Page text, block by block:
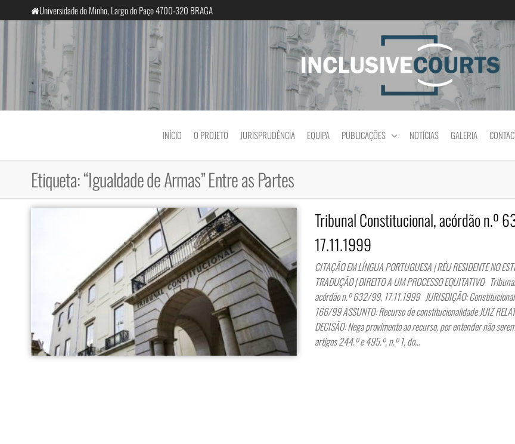
para
Universidade do Minho, Largo do Paço 4700-320 BRAGA
InclusiveCourts Igualdade e diferença cultural na
INÍCIO O PROJETO JURISPRUDÊNCIA EQUIPA PUBLICAÇÕES NOTÍCIAS GALERIA
Etiqueta:“Igualdade de Armas” Entre as Partes
Tribunal Constitucional, acórdão n.º
17.11.1999
CITAÇÃO EM LÍNGUA PORTUGUESA | RÉU RESIDENTE NO
TRADUÇÃO | DIREITO A UM PROCESSO EQUITATIVO
acórdão n.º 632/99, 17.11.1999 JURISDIÇÃO: Constitucional
166/99 ASSUNTO: Recurso de constitucionalidade JUIZ
DECISÃO: Nega provimento ao recurso, por entender não
artigos 244.º e 495.º, n.º 1, do…